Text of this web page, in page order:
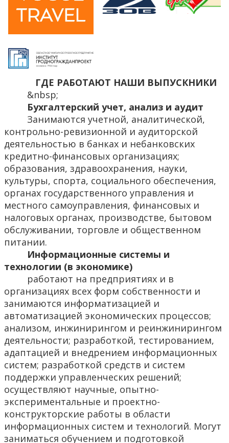
ГДЕ РАБОТАЮТ НАШИ ВЫПУСКНИКИ
&nbsp;
Бухгалтерский учет, анализ и аудит
Занимаются учетной, аналитической,
контрольно-ревизионной и аудиторской
деятельностью в банках и небанковских
кредитно-финансовых организациях;
образования, здравоохранения, науки,
культуры, спорта, социального обеспечения,
органах государственного управления и
местного самоуправления, финансовых и
налоговых органах, производстве, бытовом
обслуживании, торговле и общественном
питании.
Информационные системы и
технологии (в экономике)
работают на предприятиях и в
организациях всех форм собственности и
занимаются информатизацией и
автоматизацией экономических процессов;
анализом, инжинирингом и реинжинирингом
деятельности; разработкой, тестированием,
адаптацией и внедрением информационных
систем; разработкой средств и систем
поддержки управленческих решений;
осуществляют научные, опытно-
экспериментальные и проектно-
конструкторские работы в области
информационных систем и технологий. Могут
заниматься обучением и подготовкой